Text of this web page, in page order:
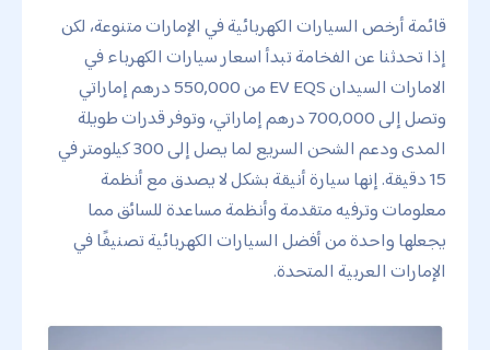
قائمة أرخص السيارات الكهربائية في الإمارات متنوعة، لكن
إذا تحدثنا عن الفخامة تبدأ اسعار سيارات الكهرباء في
الامارات السيدان EV EQS من 550,000 درهم إماراتي
وتصل إلى 700,000 درهم إماراتي، وتوفر قدرات طويلة
المدى ودعم الشحن السريع لما يصل إلى 300 كيلومتر في
15 دقيقة. إنها سيارة أنيقة بشكل لا يصدق مع أنظمة
معلومات وترفيه متقدمة وأنظمة مساعدة للسائق مما
يجعلها واحدة من أفضل السيارات الكهربائية تصنيفًا في
الإمارات العربية المتحدة.